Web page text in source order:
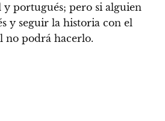
y portugués; pero si alguien
y seguir la historia con el
no podrá hacerlo.